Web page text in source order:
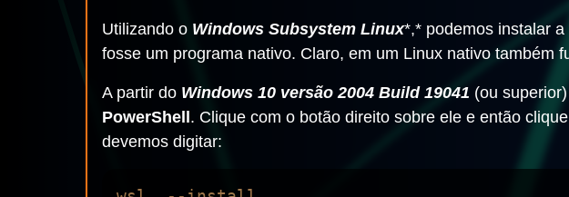
Utilizando o Windows Subsystem Linux*,* podemos instalar
fosse um programa nativo. Claro, em um Linux nativo também
A partir do Windows 10 versão 2004 Build 19041 (ou
PowerShell . Clique com o botão direito sobre ele e então
devemos digitar: